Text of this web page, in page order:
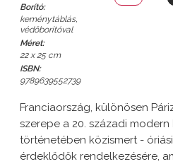
Borító:
keménytáblás,
védőborítóval
Méret:
22 x 25 cm
ISBN:
9789639552739
Franciaország, különösen
szerepe a 20. századi
történetében közismert -
érdeklődők rendelkezésére,